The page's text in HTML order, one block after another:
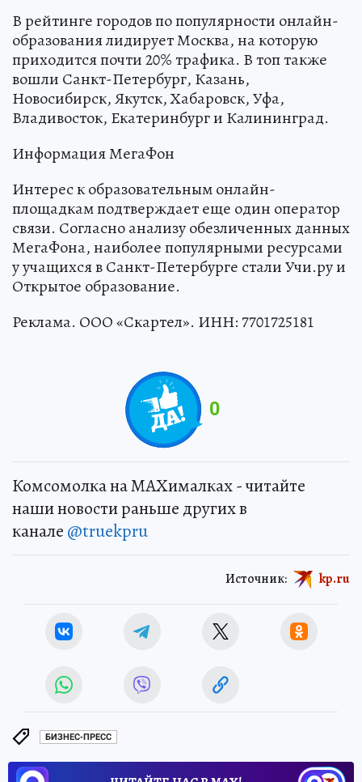
В рейтинге городов по популярности онлайн-
образования лидирует Москва, на которую
приходится почти 20% трафика. В топ также
вошли Санкт-Петербург, Казань,
Новосибирск, Якутск, Хабаровск, Уфа,
Владивосток, Екатеринбург и Калининград.
Информация МегаФон
Интерес к образовательным онлайн-
площадкам подтверждает еще один оператор
связи. Согласно анализу обезличенных данных
МегаФона, наиболее популярными ресурсами
у учащихся в Санкт-Петербурге стали Учи.ру и
Открытое образование.
Реклама. ООО «Скартел». ИНН: 7701725181
0
Комсомолка на MAXималках - читайте
наши новости раньше других в
канале @truekpru
Источник: kp.ru
БИЗНЕС-ПРЕСС